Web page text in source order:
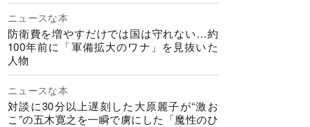
ニュースな本
防衛費を増やすだけでは国は守れない…約
100年前に「軍備拡大のワナ」を見抜いた
人物
ニュースな本
対談に30分以上遅刻した大原麗子が“激お
こ”の五木寛之を一瞬で虜にした「魔性のひ